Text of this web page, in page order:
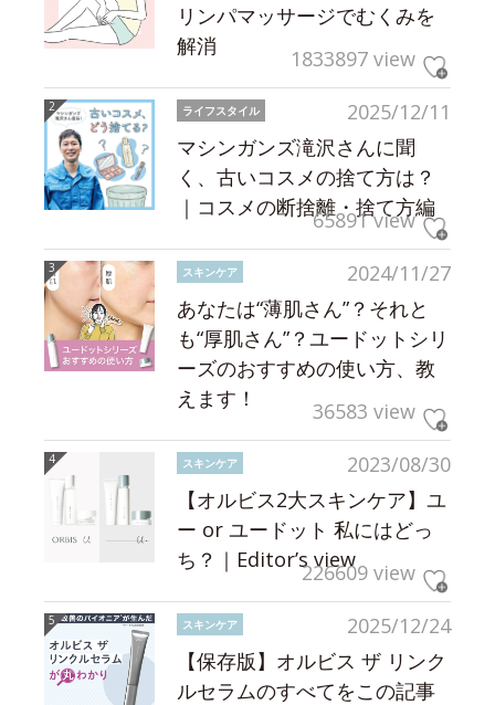
リンパマッサージでむくみを
解消
1833897 view
2025/12/11
ライフスタイル
マシンガンズ滝沢さんに聞
く、古いコスメの捨て方は？
｜コスメの断捨離・捨て方編
65891 view
2024/11/27
スキンケア
あなたは“薄肌さん”？それと
も“厚肌さん”？ユードットシリ
ーズのおすすめの使い方、教
えます！
36583 view
2023/08/30
スキンケア
【オルビス2大スキンケア】ユ
ー or ユードット 私にはどっ
ち？｜Editor’s view226609 view
2025/12/24
スキンケア
【保存版】オルビス ザ リンク
ルセラムのすべてをこの記事